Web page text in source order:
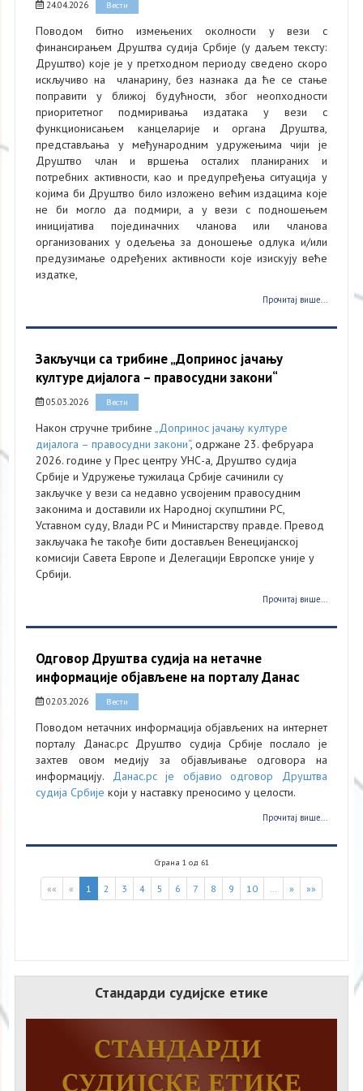
24.04.2026 Вести
Поводом битно измењених околности у вези с
финансирањем Друштва судија Србије (у даљем тексту:
Друштво) које је у претходном периоду сведено скоро
искључиво на чланарину, без назнака да ће се стање
поправити у ближој будућности, због неопходности
приоритетног подмиривања издатака у вези с
функционисањем канцеларије и органа Друштва,
представљања у међународним удружењима чији је
Друштво члан и вршења осталих планираних и
потребних активности, као и предупређења ситуација у
којима би Друштво било изложено већим издацима које
не би могло да подмири, а у вези с подношењем
иницијатива појединачних чланова или чланова
организованих у одељења за доношење одлука и/или
предузимање одређених активности које изискују веће
издатке,
Прочитај више...
Закључци са трибине „Допринос јачању
културе дијалога – правосудни закони“
05.03.2026 Вести
Након стручне трибине„Допринос јачању културе
дијалога – правосудни закони“, одржане 23. фебруара
2026. године у Прес центру УНС-а, Друштво судија
Србије и Удружење тужилаца Србије сачинили су
закључке у вези са недавно усвојеним правосудним
законима и доставили их Народној скупштини РС,
Уставном суду, Влади РС и Министарству правде. Превод
закључака ће такође бити достављен Венецијанској
комисији Савета Европе и Делегацији Европске уније у
Србији.
Прочитај више...
Одговор Друштва судија на нетачне
информације објављене на порталу Данас
02.03.2026 Вести
Поводом нетачних информација објављених на интернет
порталу Данас.рс Друштво судија Србије послало је
захтев овом медију за објављивање одговора на
информацију. Данас.рс је објавио одговор Друштва
судија Србије који у наставку преносимо у целости.
Прочитај више...
Страна 1 од 61
«« « 1 2 3 4 5 6 7 8 9 10 » »»
Стандарди судијске етике